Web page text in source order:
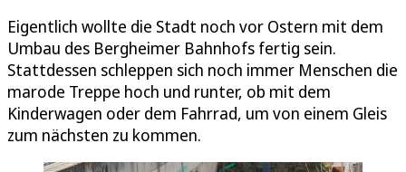
Eigentlich wollte die Stadt noch vor Ostern mit dem
Umbau des Bergheimer Bahnhofs fertig sein.
Stattdessen schleppen sich noch immer Menschen die
marode Treppe hoch und runter, ob mit dem
Kinderwagen oder dem Fahrrad, um von einem Gleis
zum nächsten zu kommen.